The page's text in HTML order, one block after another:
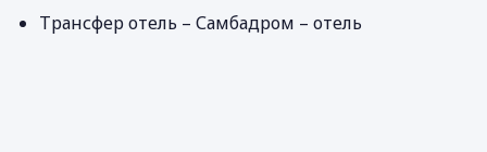
Трансфер отель – Самбадром – отель